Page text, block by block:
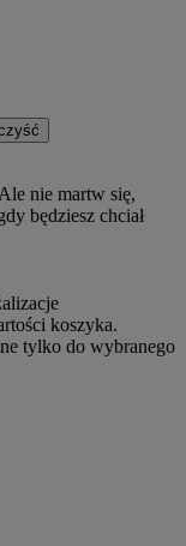
nie martw się,
będziesz chciał
koszyka.
tylko do wybranego